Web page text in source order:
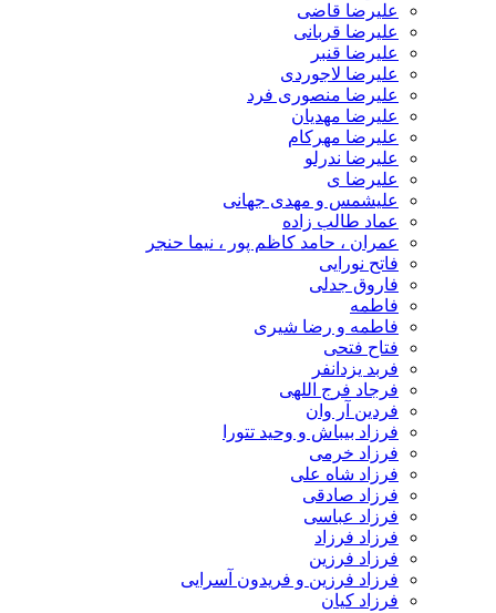
علیرضا قاضی
علیرضا قربانی
علیرضا قنبر
علیرضا لاجوردی
علیرضا منصوری فرد
علیرضا مهدیان
علیرضا مهرکام
علیرضا ندرلو
علیرضا ی
علیشمس و مهدی جهانی
عماد طالب زاده
عمران ، حامد کاظم پور ، نیما حنجر
فاتح نورایی
فاروق جدلی
فاطمه
فاطمه و رضا شیری
فتاح فتحی
فربد یزدانفر
فرجاد فرج اللهی
فردین آر وان
فرزاد بیباش و وحید تتورا
فرزاد خرمی
فرزاد شاه علی
فرزاد صادقی
فرزاد عباسی
فرزاد فرزاد
فرزاد فرزین
فرزاد فرزین و فریدون آسرایی
فرزاد کیان